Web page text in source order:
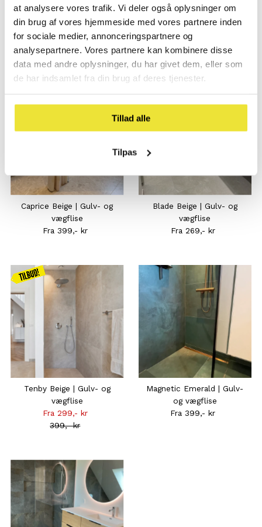
at analysere vores trafik. Vi deler også oplysninger om
din brug af vores hjemmeside med vores partnere inden
for sociale medier, annonceringspartnere og
analysepartnere. Vores partnere kan kombinere disse
data med andre oplysninger, du har givet dem, eller som
de har indsamlet fra din brug af deres tjenester.
Tillad alle
Tilpas
Måske, vil du også kunne lide..
Caprice Beige | Gulv- og
vægflise
Normal
Fra 399,- kr
Blade Beige | Gulv- og
vægflise
Normal
Fra 269,- kr
Kampagnen
gælder
frem til
Tenby Beige | Gulv- og
vægflise
Tilbudsprisen
Fra 299,- kr
Normal
399,- kr
Magnetic Emerald | Gulv-
og vægflise
Normal
Fra 399,- kr